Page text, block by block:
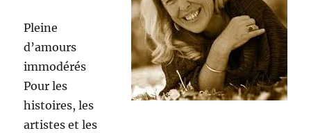
Pleine
d’amours
immodérés
Pour les
histoires, les
artistes et les